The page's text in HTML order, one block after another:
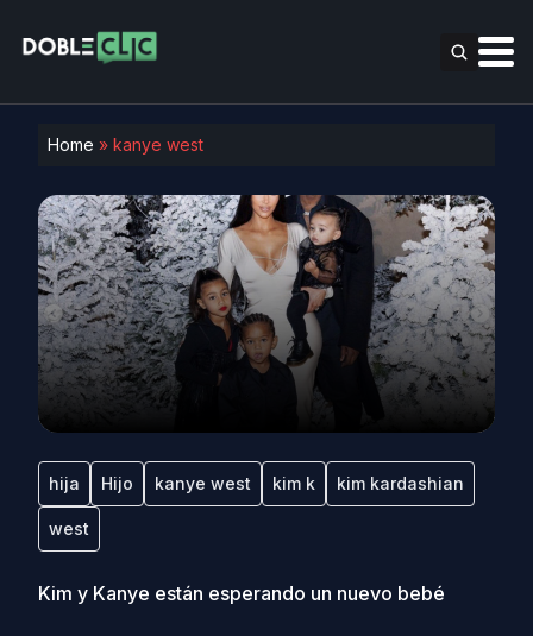
Home » kanye west
hija Hijo kanye west kim k kim kardashian
west
Kim y Kanye están esperando un nuevo bebé